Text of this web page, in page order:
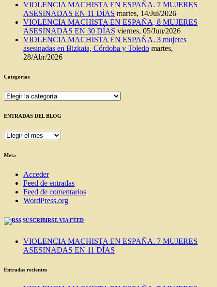
VIOLENCIA MACHISTA EN ESPAÑA. 7 MUJERES
ASESINADAS EN 11 DÍAS martes, 14/Jul/2026
VIOLENCIA MACHISTA EN ESPAÑA, 8 MUJERES
ASESINADAS EN 30 DÍAS viernes, 05/Jun/2026
VIOLENCIA MACHISTA EN ESPAÑA. 3 mujeres
asesinadas en Bizkaia, Córdoba y Toledo martes,
28/Abr/2026
Categorías
Categorías
ENTRADAS DEL BLOG
ENTRADAS
BLOG
Meta
Acceder
Feed de entradas
Feed de comentarios
WordPress.org
SUSCRIBIRSE VIA FEED
VIOLENCIA MACHISTA EN ESPAÑA. 7 MUJERES
ASESINADAS EN 11 DÍAS
Entradas recientes